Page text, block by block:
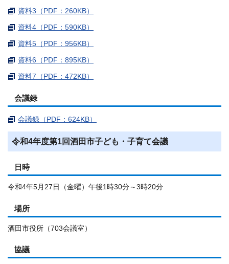
資料3（PDF：260KB）
資料4（PDF：590KB）
資料5（PDF：956KB）
資料6（PDF：895KB）
資料7（PDF：472KB）
会議録
会議録（PDF：624KB）
令和4年度第1回酒田市子ども・子育て会議
日時
令和4年5月27日（金曜）午後1時30分～3時20分
場所
酒田市役所（703会議室）
協議